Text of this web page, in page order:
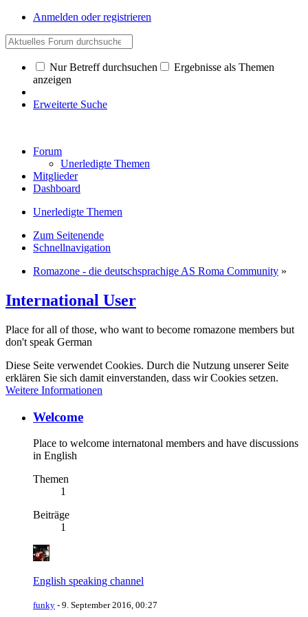
Anmelden oder registrieren
Nur Betreff durchsuchen
Ergebnisse als Themen
anzeigen
Erweiterte Suche
Forum
Unerledigte Themen
Mitglieder
Dashboard
Unerledigte Themen
Zum Seitenende
Schnellnavigation
Romazone - die deutschsprachige AS Roma Community »
International User
Place for all of those, who want to become romazone members but
don't speak German
Diese Seite verwendet Cookies. Durch die Nutzung unserer Seite
erklären Sie sich damit einverstanden, dass wir Cookies setzen.
Weitere Informationen
Welcome
Place to welcome internatonal members and have discussions
in English
Themen
1
Beiträge
1
English speaking channel
funky - 9. September 2016, 00:27